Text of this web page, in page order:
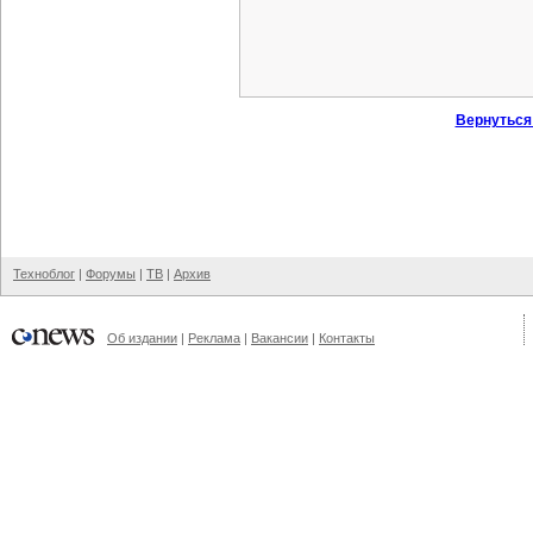
Техноблог | Форумы | ТВ | Архив
Об издании | Реклама | Вакансии | Контакты